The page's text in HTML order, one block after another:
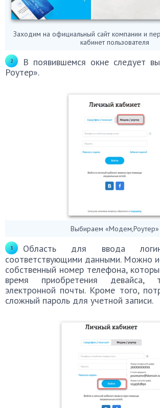
Заходим на официальный сайт компании и
кабинет пользователя
В появившемся окне следует
Роутер».
Выбираем «Модем,Роутер»
Область для ввода
соответствующими данными. Можно
собственный номер телефона,
время приобретения
электронной почты. Кроме того,
сложный пароль для учетной записи.